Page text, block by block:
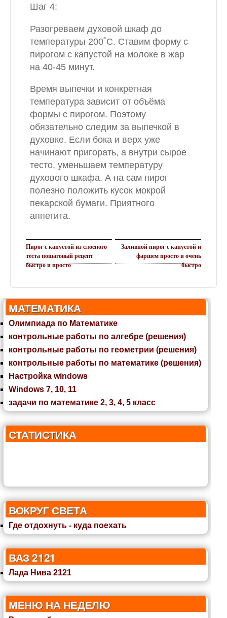
Шаг 4:
Разогреваем духовой шкаф до
температуры 200˚С. Ставим форму с
пирогом с капустой на молоке в жар
на 40-45 минут.
Время выпечки и конкретная
температура зависит от объёма
формы с пирогом. Поэтому
обязательно следим за выпечкой в
духовке. Если бока и верх уже
начинают пригорать, а внутри сырое
тесто, уменьшаем температуру
духового шкафа. А на сам пирог
полезно положить кусок мокрой
пекарской бумаги. Приятного
аппетита.
Пирог с капустой из слоеного
теста пошаговый рецепт
быстро и просто
Заливной пирог с капустой и
фаршем просто и очень
быстро
МАТЕМАТИКА
Олимпиада по Математике
контрольные работы по алгебре (решения)
контрольные работы по геометрии (решения)
контрольные работы по математике (решения)
Настройка windows
Windows 7, 10, 11
задачи по математике 2, 3, 4, 5 класс
СТАТИСТИКА
ВОКРУГ СВЕТА
Где отдохнуть - куда поехать
ВАЗ 2121
Лада Нива 2121
МЕНЮ НА НЕДЕЛЮ